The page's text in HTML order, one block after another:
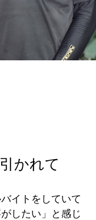
かれて
イトをしていて
したい」と感じ